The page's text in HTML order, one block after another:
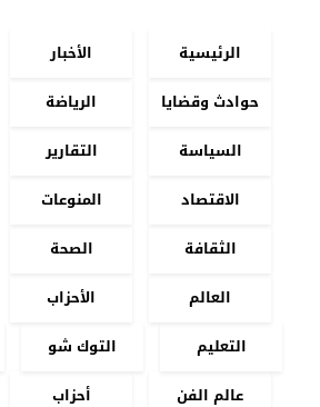
الرئيسية الأخبار
حوادث وقضايا
الرياضة
السياسة
التقارير
الاقتصاد
المنوعات
الثقافة
الصحة
العالم
الأحزاب
التعليم
التوك شو
عالم الفن
أحزاب